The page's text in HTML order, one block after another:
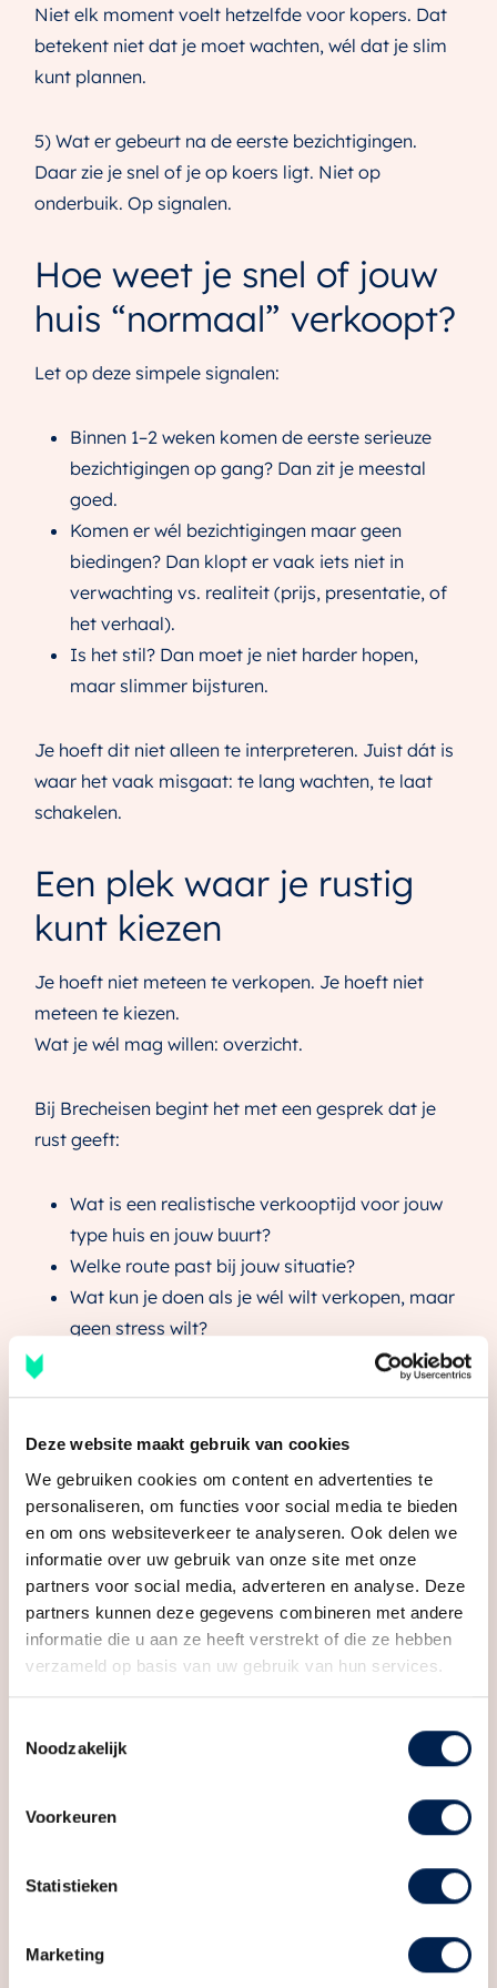
Deze website maakt gebruik van cookies
We gebruiken cookies om content en advertenties te
personaliseren, om functies voor social media te bieden
en om ons websiteverkeer te analyseren. Ook delen we
informatie over uw gebruik van onze site met onze
partners voor social media, adverteren en analyse. Deze
partners kunnen deze gegevens combineren met andere
informatie die u aan ze heeft verstrekt of die ze hebben
verzameld op basis van uw gebruik van hun services.
Noodzakelijk
Voorkeuren
Statistieken
Marketing
Niet elk moment voelt hetzelfde voor kopers. Dat
betekent niet dat je moet wachten, wél dat je slim
kunt plannen.
5) Wat er gebeurt na de eerste bezichtigingen.
Daar zie je snel of je op koers ligt. Niet op
onderbuik. Op signalen.
Hoe weet je snel of jouw
huis “normaal” verkoopt?
Let op deze simpele signalen:
Binnen 1–2 weken komen de eerste serieuze
bezichtigingen op gang? Dan zit je meestal
goed.
Komen er wél bezichtigingen maar geen
biedingen? Dan klopt er vaak iets niet in
verwachting vs. realiteit (prijs, presentatie, of
het verhaal).
Is het stil? Dan moet je niet harder hopen,
maar slimmer bijsturen.
Je hoeft dit niet alleen te interpreteren. Juist dát is
waar het vaak misgaat: te lang wachten, te laat
schakelen.
Een plek waar je rustig
kunt kiezen
Je hoeft niet meteen te verkopen. Je hoeft niet
meteen te kiezen.
Wat je wél mag willen: overzicht.
Bij Brecheisen begint het met een gesprek dat je
rust geeft:
Wat is een realistische verkooptijd voor jouw
type huis en jouw buurt?
Welke route past bij jouw situatie?
Wat kun je doen als je wél wilt verkopen, maar
geen stress wilt?
Het doel is simpel: dat jij het vertrouwen voelt dat
Veelgestelde vragen
Hoe lang duurt het voordat de eerste
bezichtigingen komen?
Vaak merk je in de eerste week of twee of mensen
“aanhaken”. Dat zegt veel over je start.
gemiddeld?
Dan is het tijd voor een eerlijke check: klopt de
prijs, het verhaal en de verwachting die je wekt?
Vaak kun je met een paar gerichte stappen weer
Niet altijd. Het gaat om de match tussen prijs en